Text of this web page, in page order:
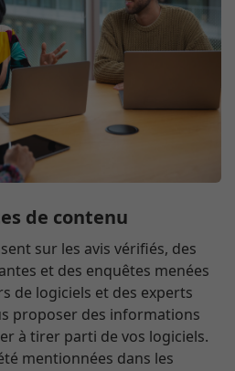
de contenu
sur les avis vérifiés, des
et des enquêtes menées
de logiciels et des experts
proposer des informations
à tirer parti de vos logiciels.
mentionnées dans les